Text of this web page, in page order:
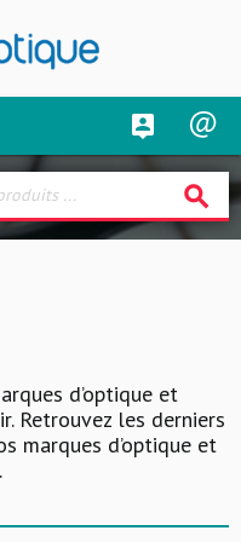
search
d’optique et
Retrouvez les derniers
marques d’optique et